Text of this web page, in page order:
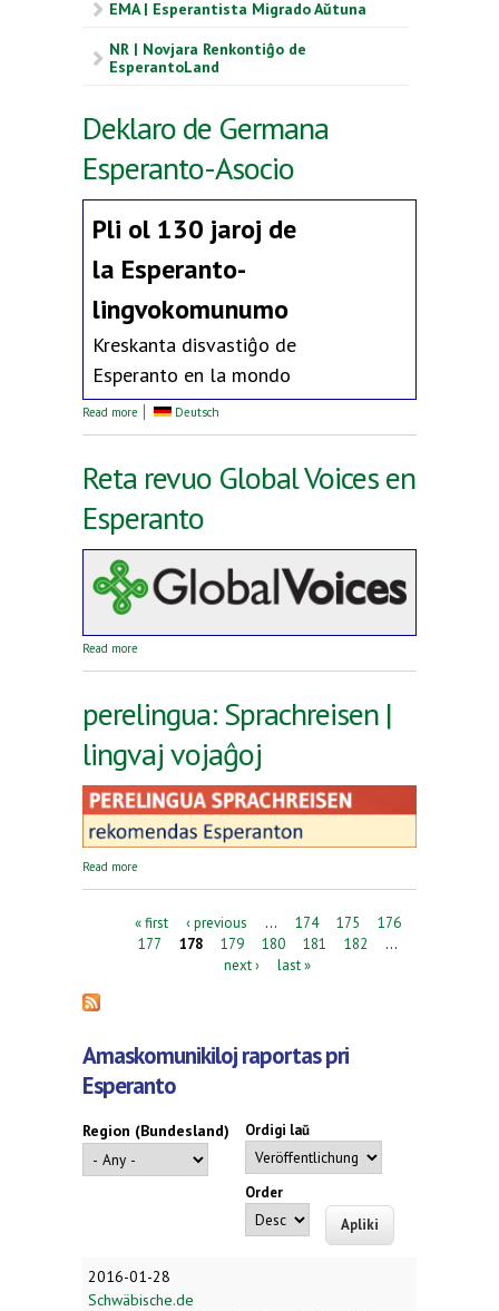
EMA | Esperantista Migrado Aŭtuna
NR | Novjara Renkontiĝo de
EsperantoLand
Deklaro de Germana
Esperanto-Asocio
Pli ol 130 jaroj de
la Esperanto-
lingvokomunumo
Kreskanta disvastiĝo de
Esperanto en la mondo
Read more about Deklaro de Germana Esperanto-Asocio
Deutsch
Reta revuo Global Voices en
Esperanto
Read more
perelingua: Sprachreisen |
lingvaj vojaĝoj
Read more
Pages« first ‹ previous … 174 175
176
177
178 179 180 181 182
…
next ›
last »
Amaskomunikiloj raportas pri
Esperanto
Region (Bundesland) Ordigi laŭ
Order
2016-01-28
Schwäbische.de